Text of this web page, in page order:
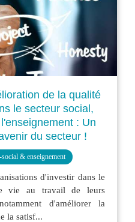
de la qualité
le secteur social,
: Un
du secteur !
& enseignement
d'investir dans le
vie au travail de leurs
d'améliorer la
la satisf...